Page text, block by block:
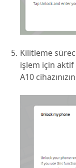
Kilitleme
işlem için aktif
A10